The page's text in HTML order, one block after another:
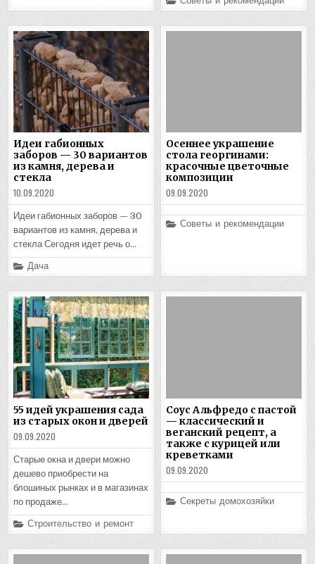
in
Идеи габионных
заборов — 30 вариантов
из камня, дерева и
стекла
10.09.2020
Идеи габионных заборов — 30
вариантов из камня, дерева и
стекла Сегодня идет речь о…
Posted
in
Дача
Осеннее украшение
стола георгинами:
красочные цветочные
композиции
09.09.2020
Posted
Советы и рекомендации
55 идей украшения сада
из старых окон и дверей
09.09.2020
Старые окна и двери можно
дешево приобрести на
блошиных рынках и в магазинах
по продаже…
Posted
in
Строительство и ремонт
Соус Альфредо с пастой
— классический и
веганский рецепт, а
также с курицей или
креветками
09.09.2020
Posted
Секреты домохозяйки